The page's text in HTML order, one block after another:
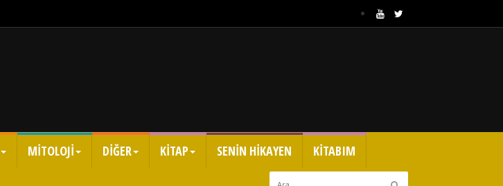
MİTOLOJİ DİĞER KİTAP SENİN HİKAYEN KİTABIM